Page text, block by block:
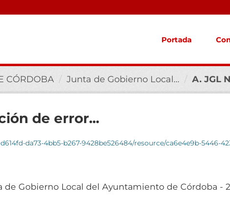
Portada
CÓRDOBA Junta de Gobierno Local... A. JGL
de error...
9428be526484/resource/ca6e4e9b-5446-4236-9899-908e913e0798/download/15.-a.-jgl-
Gobierno Local del Ayuntamiento de Córdoba -